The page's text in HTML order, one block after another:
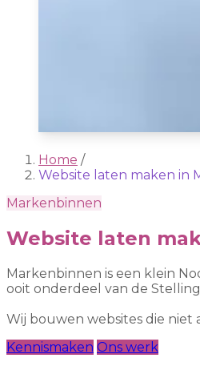
Home /
Website laten maken in
Markenbinnen
Website laten
Markenbinnen is een klein
ooit onderdeel van de
Wij bouwen websites die niet
Kennismaken Ons werk